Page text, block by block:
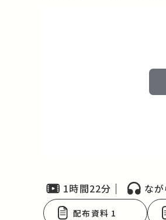
1時間22分 な
配布資料 1